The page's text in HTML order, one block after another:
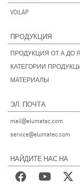
VOILÀP
ПРОДУКЦИЯ
ПРОДУКЦИЯ ОТ А ДО Я
КАТЕГОРИИ
МАТЕРИАЛЫ
ЭЛ. ПОЧТА
mail@elumatec.com
service@elumatec.com
НАЙДИТЕ НАС НА